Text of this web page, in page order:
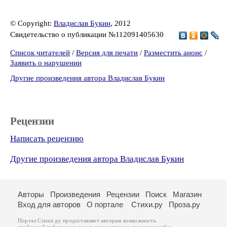
© Copyright: Владислав Букин, 2012
Свидетельство о публикации №112091405630
Список читателей / Версия для печати / Разместить анонс /
Заявить о нарушении
Другие произведения автора Владислав Букин
Рецензии
Написать рецензию
Другие произведения автора Владислав Букин
Авторы Произведения Рецензии Поиск
Магазин
Вход для авторов
О портале Стихи.ру Проза.ру
Портал Стихи.ру предоставляет авторам возможность